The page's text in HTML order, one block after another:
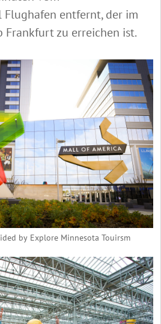
Flughafen entfernt, der im
Frankfurt zu erreichen ist.
by Explore Minnesota Touirsm